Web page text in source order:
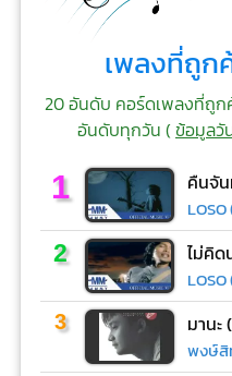
เพลงที่ถูก
20 อันดับ คอร์ดเพลงที่ถูก
อันดับทุกวัน (ข้อมูลวั
1 คืนจั
2 ไม่คิด
3 มานะ
พงษ์สิ